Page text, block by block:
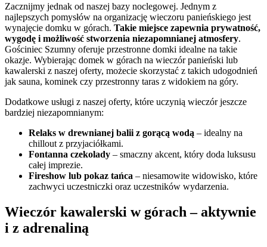
Zacznijmy jednak od naszej bazy noclegowej. Jednym z
najlepszych pomysłów na organizację wieczoru panieńskiego jest
wynajęcie domku w górach. Takie miejsce zapewnia prywatność,
wygodę i możliwość stworzenia niezapomnianej atmosfery.
Gościniec Szumny oferuje przestronne domki idealne na takie
okazje. Wybierając domek w górach na wieczór panieński lub
kawalerski z naszej oferty, możecie skorzystać z takich udogodnień
jak sauna, kominek czy przestronny taras z widokiem na góry.
Dodatkowe usługi z naszej oferty, które uczynią wieczór jeszcze
bardziej niezapomnianym:
Relaks w drewnianej balii z gorącą wodą – idealny na
chillout z przyjaciółkami.
Fontanna czekolady – smaczny akcent, który doda luksusu
całej imprezie.
Fireshow lub pokaz tańca – niesamowite widowisko, które
zachwyci uczestniczki oraz uczestników wydarzenia.
Wieczór kawalerski w górach – aktywnie
i z adrenaliną